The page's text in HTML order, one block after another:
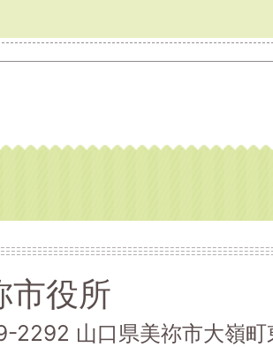
市役所
2292 山口県美祢市大嶺